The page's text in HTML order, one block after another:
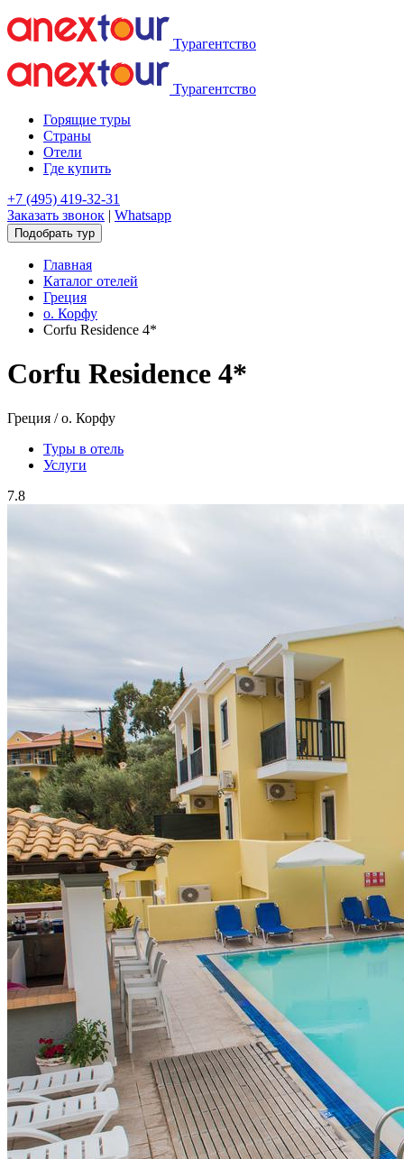
Турагентство
Турагентство
Горящие туры
Страны
Отели
Где купить
+7 (495) 419-32-31
Заказать звонок | Whatsapp
Подобрать тур
Главная
Каталог отелей
Греция
о. Корфу
Corfu Residence 4*
Corfu Residence 4*
Греция / о. Корфу
Туры в отель
Услуги
7.8